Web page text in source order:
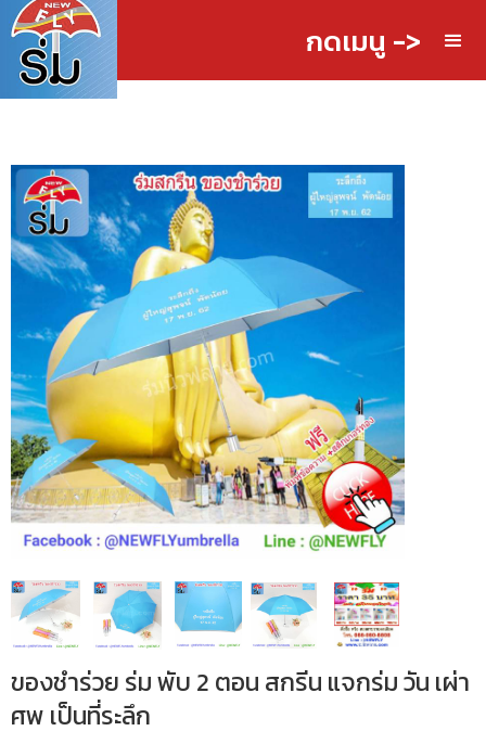
กดเมนู ->
ของชำร่วย ร่ม พับ 2 ตอน สกรีน แจกร่ม วัน เผ่า
ศพ เป็นที่ระลึก